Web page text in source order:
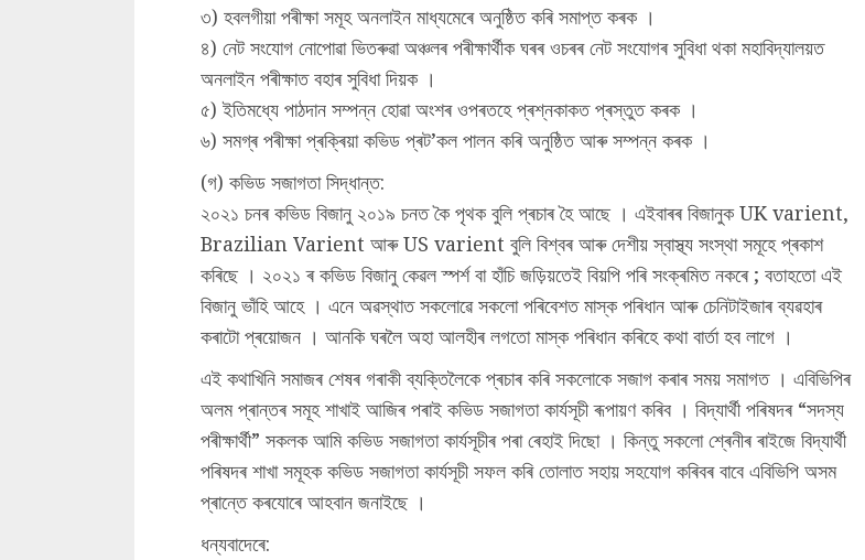
৩) হবলগীয়া পৰীক্ষা সমূহ অনলাইন মাধ্যমেৰে অনুষ্ঠিত কৰি সমাপ্ত কৰক ।
৪) নেট সংযোগ নোপোৱা ভিতৰুৱা অঞ্চলৰ পৰীক্ষাৰ্থীক ঘৰৰ ওচৰৰ নেট সংযোগৰ সুবিধা থকা মহাবিদ্যালয়ত
অনলাইন পৰীক্ষাত বহাৰ সুবিধা দিয়ক ।
৫) ইতিমধ্যে পাঠদান সম্পন্ন হোৱা অংশৰ ওপৰতহে প্ৰশ্নকাকত প্ৰস্তুত কৰক ।
৬) সমগ্ৰ পৰীক্ষা প্ৰক্ৰিয়া কভিড প্ৰট’কল পালন কৰি অনুষ্ঠিত আৰু সম্পন্ন কৰক ।
(গ) কভিড সজাগতা সিদ্ধান্ত:
২০২১ চনৰ কভিড বিজানু ২০১৯ চনত কৈ পৃথক বুলি প্ৰচাৰ হৈ আছে । এইবাৰৰ বিজানুক UK varient,
Brazilian Varient আৰু US varient বুলি বিশ্বৰ আৰু দেশীয় স্বাস্থ্য সংস্থা সমূহে প্ৰকাশ
কৰিছে । ২০২১ ৰ কভিড বিজানু কেৱল স্পৰ্শ বা হাঁচি জড়িয়তেই বিয়পি পৰি সংক্ৰমিত নকৰে ; বতাহতো এই
বিজানু ভাঁহি আহে । এনে অৱস্থাত সকলোৱে সকলো পৰিবেশত মাস্ক পৰিধান আৰু চেনিটাইজাৰ ব্যৱহাৰ
কৰাটো প্ৰয়োজন । আনকি ঘৰলৈ অহা আলহীৰ লগতো মাস্ক পৰিধান কৰিহে কথা বাৰ্তা হব লাগে ।
এই কথাখিনি সমাজৰ শেষৰ গৰাকী ব্যক্তিলৈকে প্ৰচাৰ কৰি সকলোকে সজাগ কৰাৰ সময় সমাগত । এবিভিপিৰ
অলম প্ৰান্তৰ সমূহ শাখাই আজিৰ পৰাই কভিড সজাগতা কাৰ্যসূচী ৰূপায়ণ কৰিব । বিদ্যাৰ্থী পৰিষদৰ “সদস্য
পৰীক্ষাৰ্থী” সকলক আমি কভিড সজাগতা কাৰ্যসূচীৰ পৰা ৰেহাই দিছো । কিন্তু সকলো শ্ৰেনীৰ ৰাইজে বিদ্যাৰ্থী
পৰিষদৰ শাখা সমূহক কভিড সজাগতা কাৰ্যসূচী সফল কৰি তোলাত সহায় সহযোগ কৰিবৰ বাবে এবিভিপি অসম
প্ৰান্তে কৰযোৰে আহবান জনাইছে ।
ধন্যবাদেৰে: